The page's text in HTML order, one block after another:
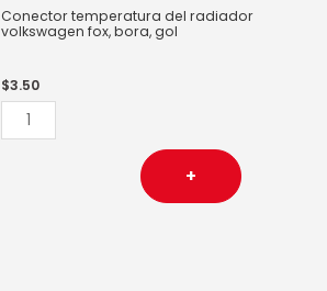
Conector temperatura del radiador
volkswagen fox, bora, gol
$3.50
radiador
vw
+